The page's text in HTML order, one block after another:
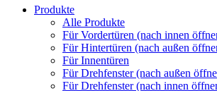
Produkte
Alle Produkte
Für Vordertüren (nach innen
Für Hintertüren (nach außen
Für Innentüren
Für Drehfenster (nach außen
Für Drehfenster (nach innen